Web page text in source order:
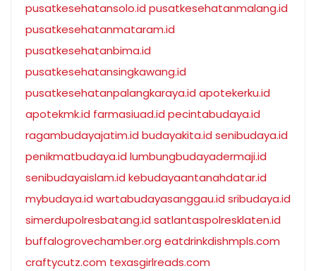
pusatkesehatansolo.id pusatkesehatanmalang.id
pusatkesehatanmataram.id
pusatkesehatanbima.id
pusatkesehatansingkawang.id
pusatkesehatanpalangkaraya.id apotekerku.id
apotekmk.id farmasiuad.id pecintabudaya.id
ragambudayajatim.id budayakita.id senibudaya.id
penikmatbudaya.id lumbungbudayadermaji.id
senibudayaislam.id kebudayaantanahdatar.id
mybudaya.id wartabudayasanggau.id sribudaya.id
simerdupolresbatang.id satlantaspolresklaten.id
buffalogrovechamber.org eatdrinkdishmpls.com
craftycutz.com texasgirlreads.com